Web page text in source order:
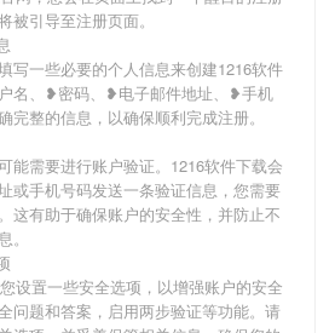
被引导至注册页面。
写一些必要的个人信息来创建1216软件
名、❥密码、❥电子邮件地址、❥手机
完整的信息，以确保顺利完成注册。
能需要进行账户验证。1216软件下载会
或手机号码发送一条验证信息，您需要
这有助于确保账户的安全性，并防止不
设置一些安全选项，以增强账户的安全
问题和答案，启用两步验证等功能。请